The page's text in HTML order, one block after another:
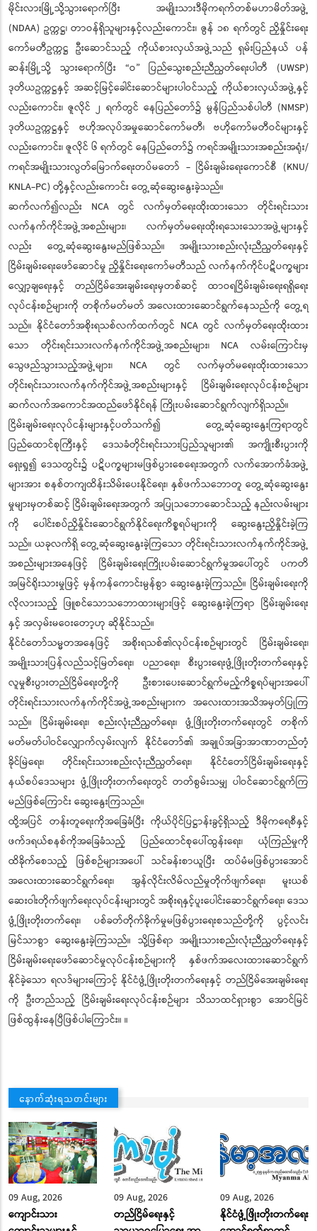
မိုင်းလားမြို့သို့သွားရောက်ပြီး အမျိုးသားဒီမိုကရက်တစ်မဟာမိတ်အဖွဲ့
(NDAA) ဥက္ကဋ္ဌ၊ တာဝန်ရှိသူများနှင့်လည်းကောင်း၊ ဇွန် ၁၈ ရက်တွင် ညှိနှိုင်းရေး
ကော်မတီဥက္ကဋ္ဌ ဦးဆောင်သည့် ကိုယ်စားလှယ်အဖွဲ့သည် ရှမ်းပြည်နယ် ပန်
ဆန်းမြို့သို့ သွားရောက်ပြီး “ဝ” ပြည်သွေးစည်းညီညွတ်ရေးပါတီ (UWSP)
ဒုတိယဥက္ကဋ္ဌနှင့် အဆင့်မြင့်ခေါင်းဆောင်များပါဝင်သည့် ကိုယ်စားလှယ်အဖွဲ့နှင့်
လည်းကောင်း၊ ဇူလိုင် ၂ ရက်တွင် နေပြည်တော်၌ မွန်ပြည်သစ်ပါတီ (NMSP)
ဒုတိယဥက္ကဋ္ဌနှင့် ဗဟိုအလုပ်အမှုဆောင်ကော်မတီ၊ ဗဟိုကော်မတီဝင်များနှင့်
လည်းကောင်း၊ ဇူလိုင် ၆ ရက်တွင် နေပြည်တော်၌ ကရင်အမျိုးသားအစည်းအရုံး/
ကရင်အမျိုးသားလွတ်မြောက်ရေးတပ်မတော် - ငြိမ်းချမ်းရေးကောင်စီ (KNU/
KNLA-PC) တို့နှင့်လည်းကောင်း တွေ့ဆုံဆွေးနွေးခဲ့သည်။
ဆက်လက်၍လည်း NCA တွင် လက်မှတ်ရေးထိုးထားသော တိုင်းရင်းသား
လက်နက်ကိုင်အဖွဲ့အစည်းများ၊ လက်မှတ်မရေးထိုးရသေးသောအဖွဲ့များနှင့်
လည်း တွေ့ဆုံဆွေးနွေးမည်ဖြစ်သည်။ အမျိုးသားစည်းလုံးညီညွတ်ရေးနှင့်
ငြိမ်းချမ်းရေးဖော်ဆောင်မှု ညှိနှိုင်းရေးကော်မတီသည် လက်နက်ကိုင်ပဋိပက္ခများ
လျှော့ချရေးနှင့် တည်ငြိမ်အေးချမ်းရေးမှတစ်ဆင့် ထာဝရငြိမ်းချမ်းရေးရရှိရေး
လုပ်ငန်းစဉ်များကို တစိုက်မတ်မတ် အလေးထားဆောင်ရွက်နေသည်ကို တွေ့ရ
သည်။ နိုင်ငံတော်အစိုးရသစ်လက်ထက်တွင် NCA တွင် လက်မှတ်ရေးထိုးထား
သော တိုင်းရင်းသားလက်နက်ကိုင်အဖွဲ့အစည်းများ၊ NCA လမ်းကြောင်းမှ
သွေဖည်သွားသည့်အဖွဲ့များ၊ NCA တွင် လက်မှတ်မရေးထိုးထားသော
တိုင်းရင်းသားလက်နက်ကိုင်အဖွဲ့အစည်းများနှင့် ငြိမ်းချမ်းရေးလုပ်ငန်းစဉ်များ
ဆက်လက်အကောင်အထည်ဖော်နိုင်ရန် ကြိုးပမ်းဆောင်ရွက်လျက်ရှိသည်။
ငြိမ်းချမ်းရေးလုပ်ငန်းများနှင့်ပတ်သက်၍ တွေ့ဆုံဆွေးနွေးကြရာတွင်
ပြည်ထောင်စုကြီးနှင့် ဒေသခံတိုင်းရင်းသားပြည်သူများ၏ အကျိုးစီးပွားကို
ရှေးရှု၍ ဒေသတွင်း၌ ပဋိပက္ခများမဖြစ်ပွားစေရေးအတွက် လက်အောက်ခံအဖွဲ့
များအား စနစ်တကျထိန်းသိမ်းပေးနိုင်ရေး၊ နှစ်ဖက်သဘောတူ တွေ့ဆုံဆွေးနွေး
မှုများမှတစ်ဆင့် ငြိမ်းချမ်းရေးအတွက် အပြုသဘောဆောင်သည့် နည်းလမ်းများ
ကို ပေါင်းစပ်ညှိနှိုင်းဆောင်ရွက်နိုင်ရေးကိစ္စရပ်များကို ဆွေးနွေးညှိနှိုင်းခဲ့ကြ
သည်။ ယခုလက်ရှိ တွေ့ဆုံဆွေးနွေးခဲ့ကြသော တိုင်းရင်းသားလက်နက်ကိုင်အဖွဲ့
အစည်းများအနေဖြင့် ငြိမ်းချမ်းရေးကြိုးပမ်းဆောင်ရွက်မှုအပေါ်တွင် ပကတိ
အမြင်ရိုးသားမှုဖြင့် မှန်ကန်ကောင်းမွန်စွာ ဆွေးနွေးခဲ့ကြသည်။ ငြိမ်းချမ်းရေးကို
လိုလားသည့် ဖြူစင်သောသဘောထားများဖြင့် ဆွေးနွေးခဲ့ကြရာ ငြိမ်းချမ်းရေး
နှင့် အလှမ်းမဝေးတော့ဟု ဆိုနိုင်သည်။
နိုင်ငံတော်သမ္မတအနေဖြင့် အစိုးရသစ်၏လုပ်ငန်းစဉ်များတွင် ငြိမ်းချမ်းရေး၊
အမျိုးသားပြန်လည်သင့်မြတ်ရေး၊ ပညာရေး၊ စီးပွားရေးဖွံ့ဖြိုးတိုးတက်ရေးနှင့်
လူမှုစီးပွားတည်ငြိမ်ရေးတို့ကို ဦးစားပေးဆောင်ရွက်မည့်ကိစ္စရပ်များအပေါ်
တိုင်းရင်းသားလက်နက်ကိုင်အဖွဲ့အစည်းများက အလေးထားအသိအမှတ်ပြုကြ
သည်။ ငြိမ်းချမ်းရေး၊ စည်းလုံးညီညွတ်ရေး၊ ဖွံ့ဖြိုးတိုးတက်ရေးတွင် တစိုက်
မတ်မတ်ပါဝင်လျှောက်လှမ်းလျက် နိုင်ငံတော်၏ အချုပ်အခြာအာဏာတည်တံ့
ခိုင်မြဲရေး၊ တိုင်းရင်းသားစည်းလုံးညီညွတ်ရေး၊ နိုင်ငံတော်ငြိမ်းချမ်းရေးနှင့်
နယ်စပ်ဒေသများ ဖွံ့ဖြိုးတိုးတက်ရေးတွင် တတ်စွမ်းသမျှ ပါဝင်ဆောင်ရွက်ကြ
မည်ဖြစ်ကြောင်း ဆွေးနွေးကြသည်။
ထို့အပြင် တန်းတူရေးကိုအခြေခံပြီး ကိုယ်ပိုင်ပြဋ္ဌာန်းခွင့်ရှိသည့် ဒီမိုကရေစီနှင့်
ဖက်ဒရယ်စနစ်ကိုအခြေခံသည့် ပြည်ထောင်စုပေါ်ထွန်းရေး၊ ယုံကြည်မှုကို
ထိခိုက်စေသည့် ဖြစ်စဉ်များအပေါ် သင်ခန်းစာယူပြီး ထပ်မံမဖြစ်ပွားအောင်
အလေးထားဆောင်ရွက်ရေး၊ အွန်လိုင်းလိမ်လည်မှုတိုက်ဖျက်ရေး၊ မူးယစ်
ဆေးဝါးတိုက်ဖျက်ရေးလုပ်ငန်းများတွင် အစိုးရနှင့်ပူးပေါင်းဆောင်ရွက်ရေး၊ ဒေသ
ဖွံ့ဖြိုးတိုးတက်ရေး၊ ပစ်ခတ်တိုက်ခိုက်မှုမဖြစ်ပွားရေးစသည်တို့ကို ပွင့်လင်း
မြင်သာစွာ ဆွေးနွေးခဲ့ကြသည်။ သို့ဖြစ်ရာ အမျိုးသားစည်းလုံးညီညွတ်ရေးနှင့်
ငြိမ်းချမ်းရေးဖော်ဆောင်မှုလုပ်ငန်းစဉ်များကို နှစ်ဖက်အလေးထားဆောင်ရွက်
နိုင်ခဲ့သော ရလဒ်များကြောင့် နိုင်ငံဖွံ့ဖြိုးတိုးတက်ရေးနှင့် တည်ငြိမ်အေးချမ်းရေး
ကို ဦးတည်သည့် ငြိမ်းချမ်းရေးလုပ်ငန်းစဉ်များ သိသာထင်ရှားစွာ အောင်မြင်
ဖြစ်ထွန်းနေပြီဖြစ်ပါကြောင်း။ ။
နောက်ဆုံးရသတင်းများ
09 Aug, 2026
ကျောင်းသား
09 Aug, 2026
တည်ငြိမ်ရေးနှင့်
09 Aug, 2026
နိုင်ငံဖွံ့ဖြိုးတိုးတက်ရေး